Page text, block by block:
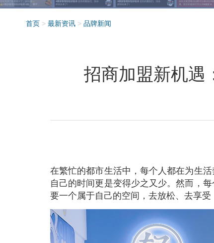
首页 > 最新资讯 > 品牌新闻
招商加盟新机遇
在繁忙的都市生活中，每个人都在为生
自己的时间更是变得少之又少。然而，
要一个属于自己的空间，去放松、去享受